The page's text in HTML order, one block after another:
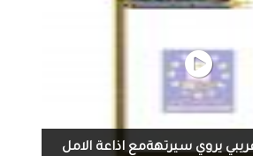
يروي سيرتهةمع اذاعة الامل